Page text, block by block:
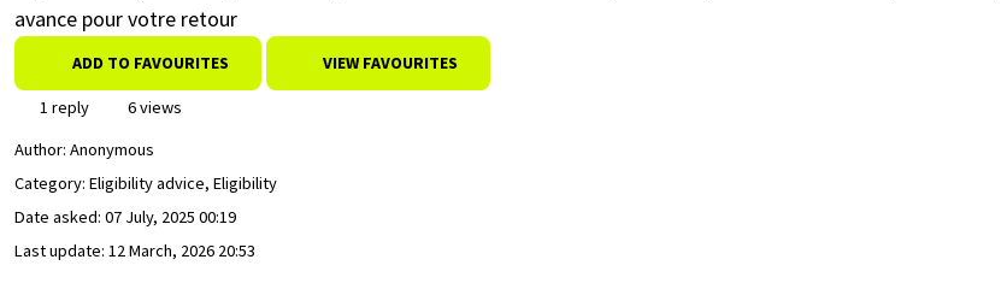
avance pour votre retour
ADD TO FAVOURITES VIEW FAVOURITES
1 reply
6 views
Author: Anonymous
Category: Eligibility advice, Eligibility
Date asked: 07 July, 2025 00:19
Last update: 12 March, 2026 20:53